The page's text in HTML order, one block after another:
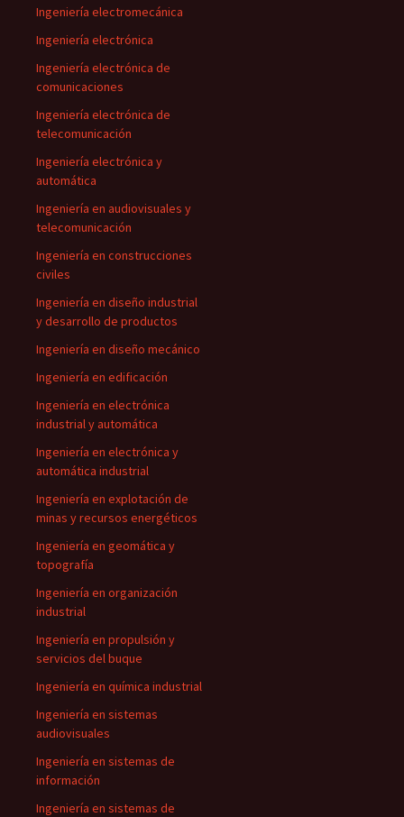
Ingeniería electromecánica
Ingeniería electrónica
Ingeniería electrónica de
comunicaciones
Ingeniería electrónica de
telecomunicación
Ingeniería electrónica y
automática
Ingeniería en audiovisuales y
telecomunicación
Ingeniería en construcciones
civiles
Ingeniería en diseño industrial
y desarrollo de productos
Ingeniería en diseño mecánico
Ingeniería en edificación
Ingeniería en electrónica
industrial y automática
Ingeniería en electrónica y
automática industrial
Ingeniería en explotación de
minas y recursos energéticos
Ingeniería en geomática y
topografía
Ingeniería en organización
industrial
Ingeniería en propulsión y
servicios del buque
Ingeniería en química industrial
Ingeniería en sistemas
audiovisuales
Ingeniería en sistemas de
información
Ingeniería en sistemas de